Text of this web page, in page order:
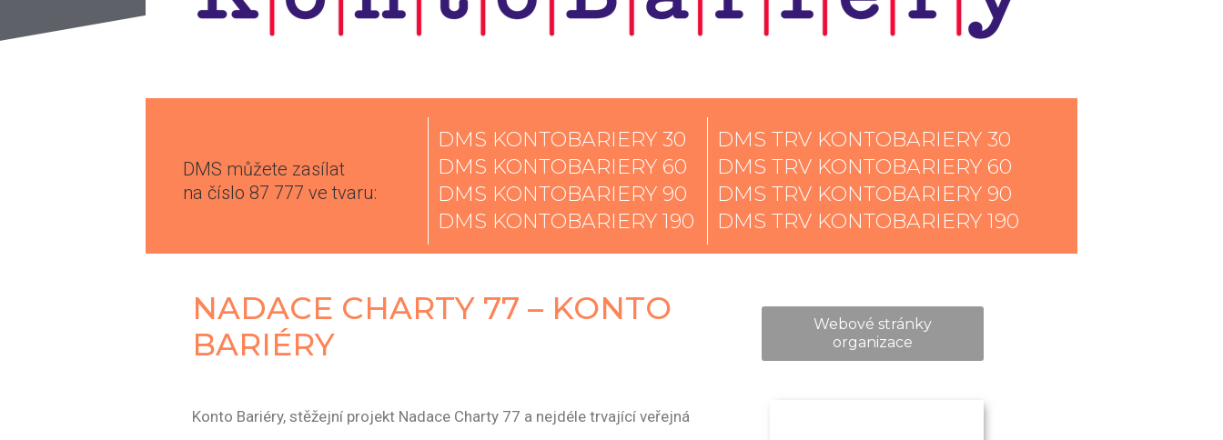
DMS můžete zasílat
na číslo 87 777 ve tvaru:
DMS KONTOBARIERY 30
DMS KONTOBARIERY 60
DMS KONTOBARIERY 90
DMS KONTOBARIERY 190
DMS TRV KONTOBARIERY 30
DMS TRV KONTOBARIERY 60
DMS TRV KONTOBARIERY 90
DMS TRV KONTOBARIERY 190
NADACE CHARTY 77 – KONTO
BARIÉRY
Webové stránky
organizace
Konto Bariéry, stěžejní projekt Nadace Charty 77 a nejdéle trvající veřejná